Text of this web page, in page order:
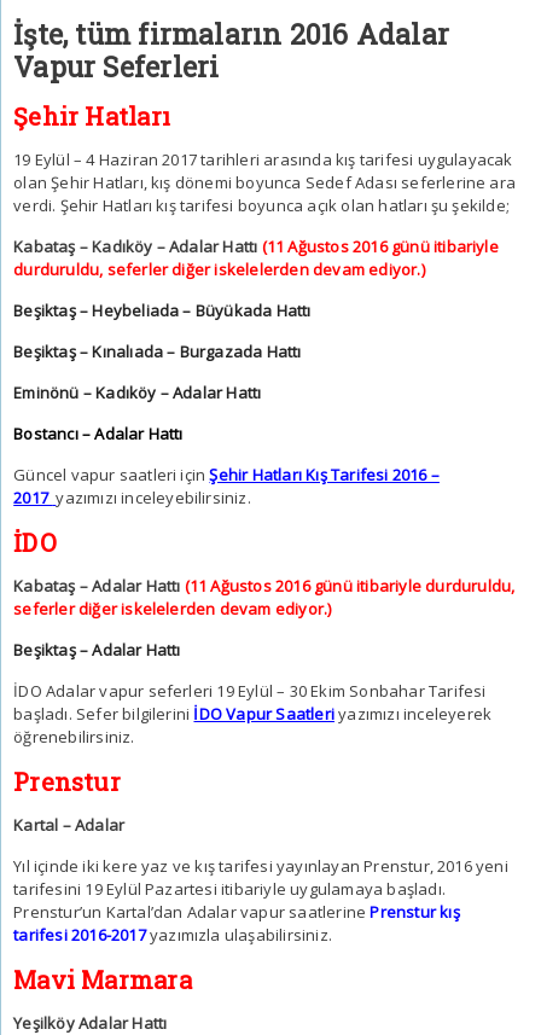
İşte, tüm firmaların 2016 Adalar
Vapur Seferleri
Şehir Hatları
19 Eylül – 4 Haziran 2017 tarihleri arasında kış tarifesi uygulayacak
olan Şehir Hatları, kış dönemi boyunca Sedef Adası seferlerine ara
verdi. Şehir Hatları kış tarifesi boyunca açık olan hatları şu şekilde;
Kabataş – Kadıköy – Adalar Hattı (11 Ağustos 2016 günü itibariyle
durduruldu, seferler diğer iskelelerden devam ediyor.)
Beşiktaş – Heybeliada – Büyükada Hattı
Beşiktaş – Kınalıada – Burgazada Hattı
Eminönü – Kadıköy – Adalar Hattı
Bostancı – Adalar Hattı
Güncel vapur saatleri içinŞehir Hatları Kış Tarifesi 2016 –
2017 yazımızı inceleyebilirsiniz.
İDO
Kabataş – Adalar Hattı (11 Ağustos 2016 günü itibariyle durduruldu,
seferler diğer iskelelerden devam ediyor.)
Beşiktaş – Adalar Hattı
İDO Adalar vapur seferleri 19 Eylül – 30 Ekim Sonbahar Tarifesi
başladı. Sefer bilgilerini İDO Vapur Saatleriyazımızı inceleyerek
öğrenebilirsiniz.
Prenstur
Kartal – Adalar
Yıl içinde iki kere yaz ve kış tarifesi yayınlayan Prenstur, 2016 yeni
tarifesini 19 Eylül Pazartesi itibariyle uygulamaya başladı.
Prenstur’un Kartal’dan Adalar vapur saatlerine Prenstur kış
tarifesi 2016-2017yazımızla ulaşabilirsiniz.
Mavi Marmara
Yeşilköy Adalar Hattı